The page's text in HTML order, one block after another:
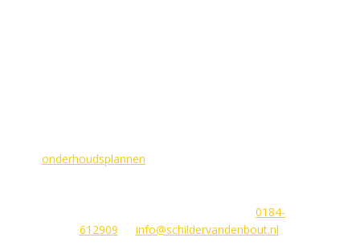
onderhoudsplannen
0184-
612909
info@schildervandenbout.nl